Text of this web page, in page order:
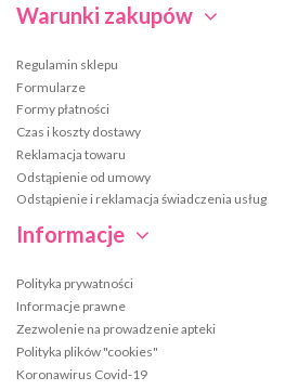
Warunki zakupów
Regulamin sklepu
Formularze
Formy płatności
Czas i koszty dostawy
Reklamacja towaru
Odstąpienie od umowy
Odstąpienie i reklamacja świadczenia usług
Informacje
Polityka prywatności
Informacje prawne
Zezwolenie na prowadzenie apteki
Polityka plików "cookies"
Koronawirus Covid-19